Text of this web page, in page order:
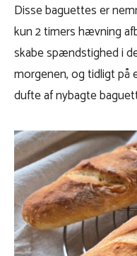
Disse baguettes er
kun 2 timers hævning
skabe spændstighed i
morgenen, og tidligt på
dufte af nybagte